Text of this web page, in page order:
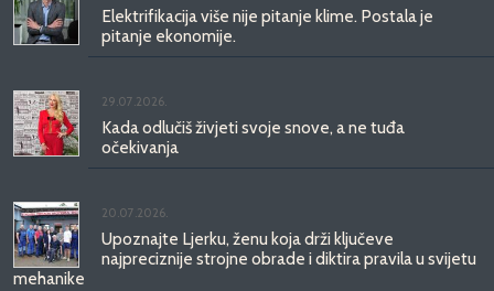
Elektrifikacija više nije pitanje klime. Postala je
pitanje ekonomije.
29.07.2026.
Kada odlučiš živjeti svoje snove, a ne tuđa
očekivanja
20.07.2026.
Upoznajte Ljerku, ženu koja drži ključeve
najpreciznije strojne obrade i diktira pravila u svijetu
mehanike